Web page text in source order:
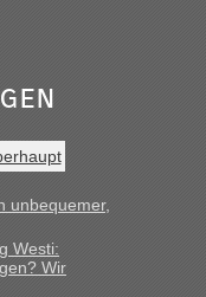
dabei waren“
• Re: An welchem
Ukraine geht es am
ausgereist,
ca. 15 Fahrzeuge
egal, nach ca 20
unbequemer,
Westi:
Wir